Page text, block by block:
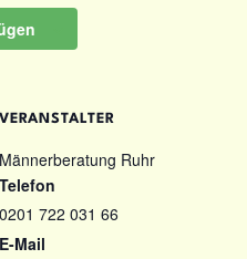
VERANSTALTER
Männerberatung Ruhr
Telefon
0201 722 031 66
E-Mail